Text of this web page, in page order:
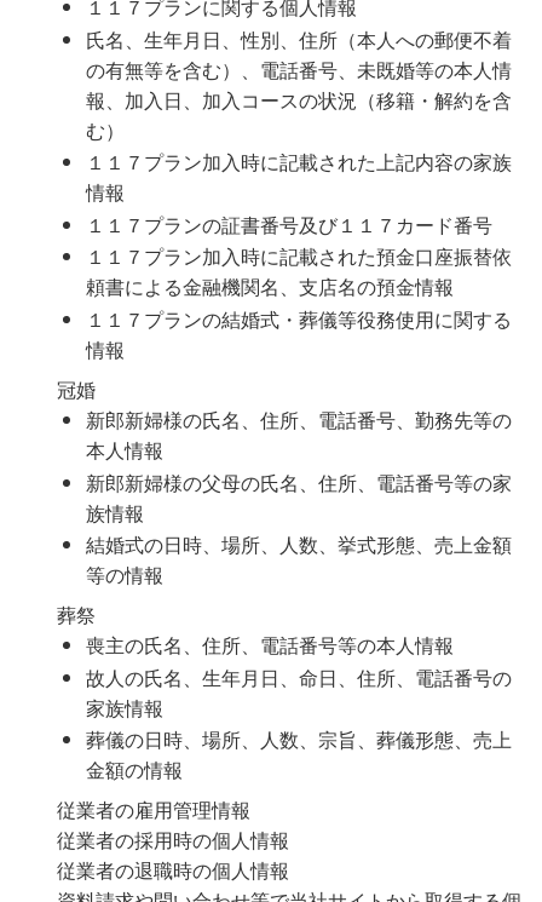
１１７プランに関する個人情報
氏名、生年月日、性別、住所（本人への郵便不着
の有無等を含む）、電話番号、未既婚等の本人情
報、加入日、加入コースの状況（移籍・解約を含
む）
１１７プラン加入時に記載された上記内容の家族
情報
１１７プランの証書番号及び１１７カード番号
１１７プラン加入時に記載された預金口座振替依
頼書による金融機関名、支店名の預金情報
１１７プランの結婚式・葬儀等役務使用に関する
情報
冠婚
新郎新婦様の氏名、住所、電話番号、勤務先等の
本人情報
新郎新婦様の父母の氏名、住所、電話番号等の家
族情報
結婚式の日時、場所、人数、挙式形態、売上金額
等の情報
葬祭
喪主の氏名、住所、電話番号等の本人情報
故人の氏名、生年月日、命日、住所、電話番号の
家族情報
葬儀の日時、場所、人数、宗旨、葬儀形態、売上
金額の情報
従業者の雇用管理情報
従業者の採用時の個人情報
従業者の退職時の個人情報